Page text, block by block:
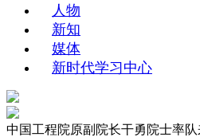
人物
新知
媒体
新时代学习中心
中国工程院原副院长干勇院士率